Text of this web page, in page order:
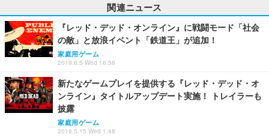
関連ニュース
『レッド・デッド・オンライン』に戦闘モード「社会
の敵」と放浪イベント「鉄道王」が追加！
家庭用ゲーム
2019.6.5 Wed 16:56
新たなゲームプレイを提供する『レッド・デッド・オ
ンライン』タイトルアップデート実施！ トレイラーも
披露
家庭用ゲーム
2019.5.15 Wed 1:48